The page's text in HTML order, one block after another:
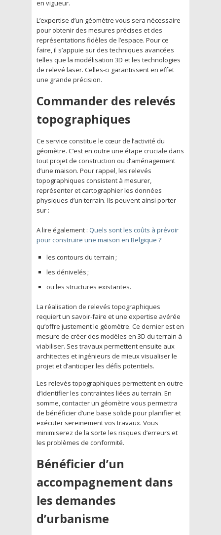
en vigueur.
L’expertise d’un géomètre vous sera nécessaire
pour obtenir des mesures précises et des
représentations fidèles de l’espace. Pour ce
faire, il s’appuie sur des techniques avancées
telles que la modélisation 3D et les technologies
de relevé laser. Celles-ci garantissent en effet
une grande précision.
Commander des relevés
topographiques
Ce service constitue le cœur de l’activité du
géomètre. C’est en outre une étape cruciale dans
tout projet de construction ou d’aménagement
d’une maison. Pour rappel, les relevés
topographiques consistent à mesurer,
représenter et cartographier les données
physiques d’un terrain. Ils peuvent ainsi porter
sur :
A lire également : Quels sont les coûts à prévoir
pour construire une maison en Belgique ?
les contours du terrain ;
les dénivelés ;
ou les structures existantes.
La réalisation de relevés topographiques
requiert un savoir-faire et une expertise avérée
qu’offre justement le géomètre. Ce dernier est en
mesure de créer des modèles en 3D du terrain à
viabiliser. Ses travaux permettent ensuite aux
architectes et ingénieurs de mieux visualiser le
projet et d’anticiper les défis potentiels.
Les relevés topographiques permettent en outre
d’identifier les contraintes liées au terrain. En
somme, contacter un géomètre vous permettra
de bénéficier d’une base solide pour planifier et
exécuter sereinement vos travaux. Vous
minimiserez de la sorte les risques d’erreurs et
les problèmes de conformité.
Bénéficier d’un
accompagnement dans
les demandes
d’urbanisme